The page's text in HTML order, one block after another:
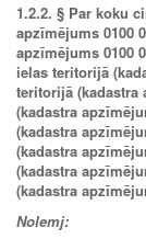
1.2.2. § Par koku
apzīmējums 0100
apzīmējums 0100
ielas teritorijā
teritorijā (kadastra
(kadastra
(kadastra
(kadastra
(kadastra
(kadastra
Nolemj: